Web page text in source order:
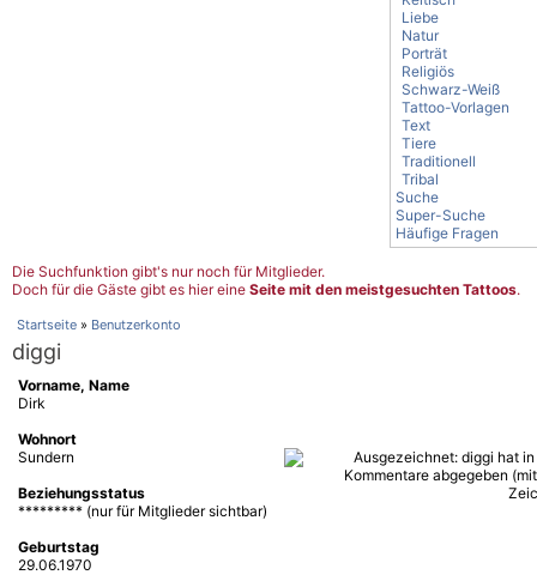
Liebe
Natur
Porträt
Religiös
Schwarz-Weiß
Tattoo-Vorlagen
Text
Tiere
Traditionell
Tribal
Suche
Super-Suche
Häufige Fragen
Die Suchfunktion gibt's nur noch für Mitglieder.
Doch für die Gäste gibt es hier eine Seite mit den meistgesuchten Tattoos.
Startseite » Benutzerkonto
diggi
Vorname, Name
Dirk
Wohnort
Sundern
Beziehungsstatus
********* (nur für Mitglieder sichtbar)
Geburtstag
29.06.1970